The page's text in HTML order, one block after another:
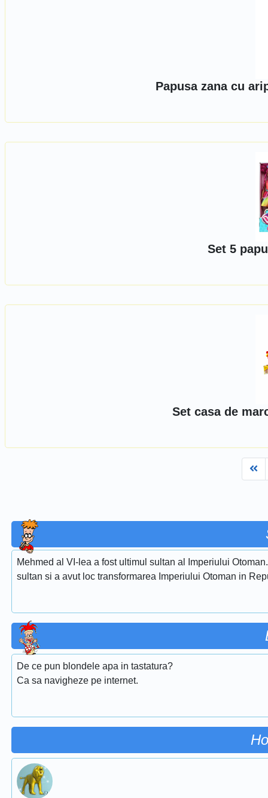
Papusa zana cu
Set 5
Set casa de
Mehmed al VI-lea a fost ultimul sultan al Imperiului
sultan si a avut loc transformarea Imperiului Otoman in
De ce pun blondele apa in tastatura?
Ca sa navigheze pe internet.